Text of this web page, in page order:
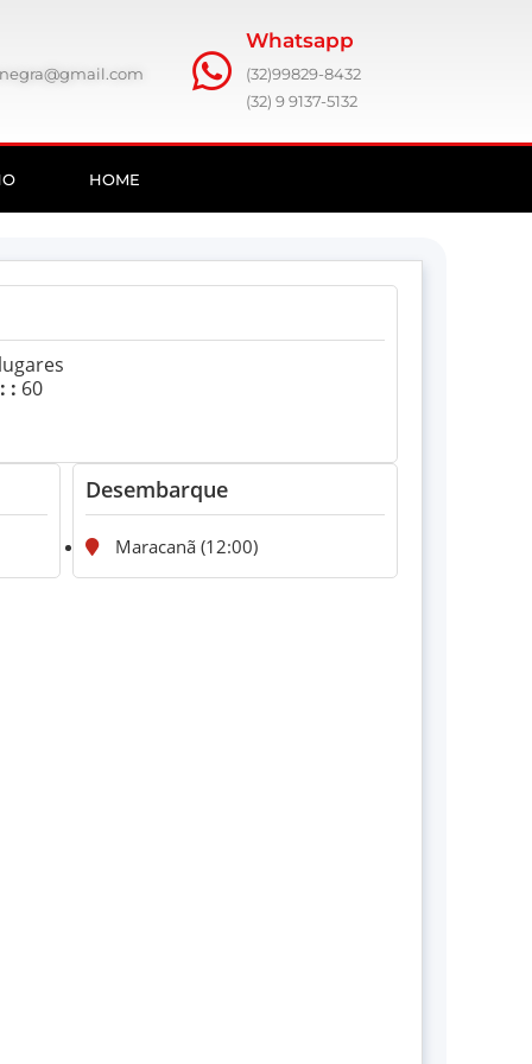
Whatsapp
(32)99829-8432
(32) 9 9137-5132
HOME
: 60
Desembarque
Maracanã (12:00)